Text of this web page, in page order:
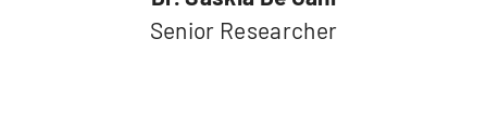
Senior Researcher